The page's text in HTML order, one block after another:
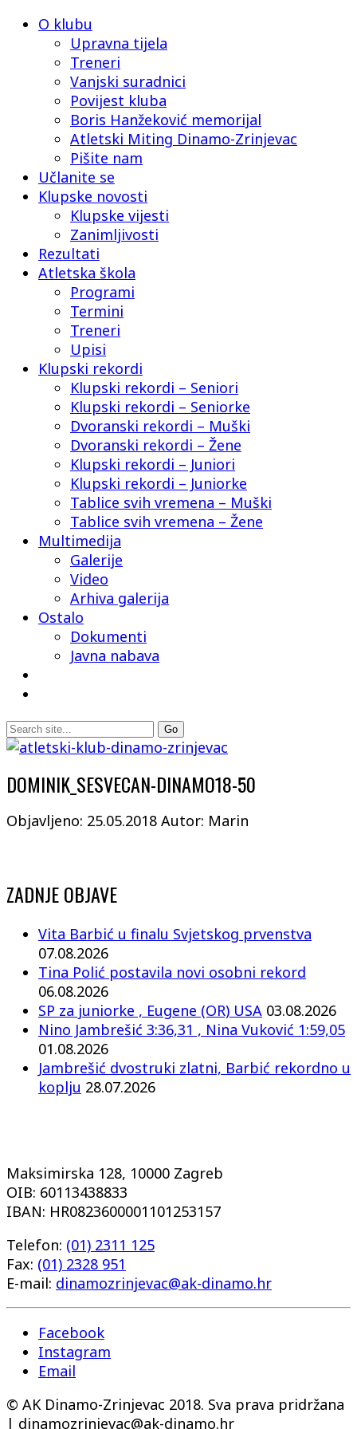
O klubu
Upravna tijela
Treneri
Vanjski suradnici
Povijest kluba
Boris Hanžeković memorijal
Atletski Miting Dinamo-Zrinjevac
Pišite nam
Učlanite se
Klupske novosti
Klupske vijesti
Zanimljivosti
Rezultati
Atletska škola
Programi
Termini
Treneri
Upisi
Klupski rekordi
Klupski rekordi – Seniori
Klupski rekordi – Seniorke
Dvoranski rekordi – Muški
Dvoranski rekordi – Žene
Klupski rekordi – Juniori
Klupski rekordi – Juniorke
Tablice svih vremena – Muški
Tablice svih vremena – Žene
Multimedija
Galerije
Video
Arhiva galerija
Ostalo
Dokumenti
Javna nabava
DOMINIK_SESVECAN-DINAMO18-50
Objavljeno: 25.05.2018 Autor: Marin
ZADNJE OBJAVE
Vita Barbić u finalu Svjetskog prvenstva
07.08.2026
Tina Polić postavila novi osobni rekord
06.08.2026
SP za juniorke , Eugene (OR) USA 03.08.2026
Nino Jambrešić 3:36,31 , Nina Vuković 1:59,05
01.08.2026
Jambrešić dvostruki zlatni, Barbić rekordno u
koplju 28.07.2026
Maksimirska 128, 10000 Zagreb
OIB: 60113438833
IBAN: HR0823600001101253157
Telefon: (01) 2311 125
Fax: (01) 2328 951
E-mail: dinamozrinjevac@ak-dinamo.hr
Facebook
Instagram
Email
© AK Dinamo-Zrinjevac 2018. Sva prava pridržana
| dinamozrinjevac@ak-dinamo.hr